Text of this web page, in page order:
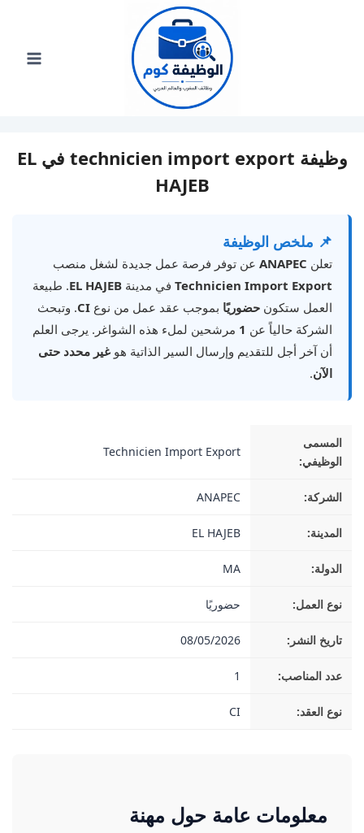
وظيفة technicien import export في EL
HAJEB
📌 ملخص الوظيفة
تعلن ANAPEC عن توفر فرصة عمل جديدة لشغل منصب
Technicien Import Export في مدينة EL HAJEB. طبيعة
العمل ستكون حضوريًا بموجب عقد عمل من نوع CI. وتبحث
الشركة حالياً عن 1 مرشحين لملء هذه الشواغر. يرجى العلم
أن آخر أجل للتقديم وإرسال السير الذاتية هو غير محدد حتى
الآن.
المسمى
الوظيفي:
Technicien Import Export
الشركة: ANAPEC
المدينة: EL HAJEB
الدولة: MA
نوع العمل: حضوريًا
تاريخ النشر: 08/05/2026
عدد المناصب: 1
نوع العقد: CI
معلومات عامة حول مهنة